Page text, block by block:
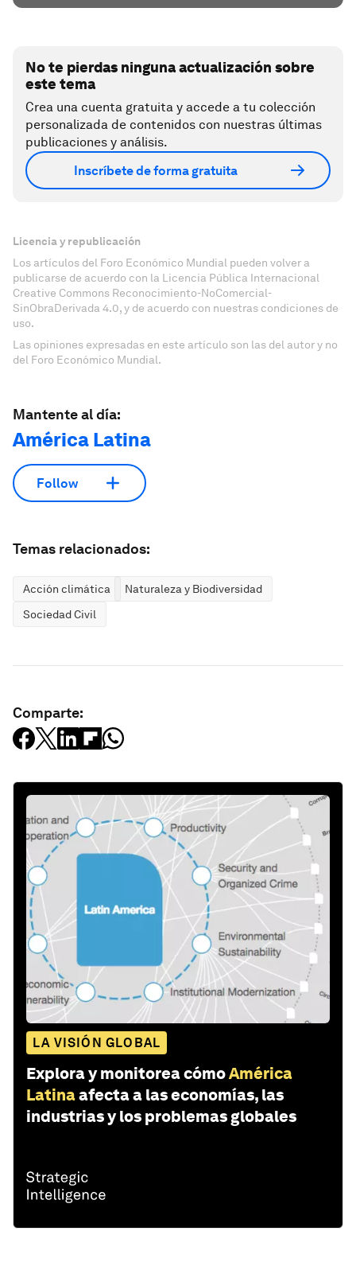
No te pierdas ninguna actualización sobre
este tema
Crea una cuenta gratuita y accede a tu colección
personalizada de contenidos con nuestras últimas
publicaciones y análisis.
Inscríbete de forma gratuita
Licencia y republicación
Los artículos del Foro Económico Mundial pueden volver a
publicarse de acuerdo con la Licencia Pública Internacional
Creative Commons Reconocimiento-NoComercial-
SinObraDerivada 4.0, y de acuerdo con nuestras condiciones de
uso.
Las opiniones expresadas en este artículo son las del autor y no
del Foro Económico Mundial.
Mantente al día:
América Latina
Follow
Temas relacionados:
Acción climática
Naturaleza y Biodiversidad
Sociedad Civil
Comparte:
LA VISIÓN GLOBAL
Explora y monitorea cómoAmérica
Latinaafecta a las economías, las
industrias y los problemas globales